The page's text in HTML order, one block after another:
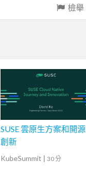
檢舉
SUSE 雲原生方案和開源
創新
KubeSummit | 30 分